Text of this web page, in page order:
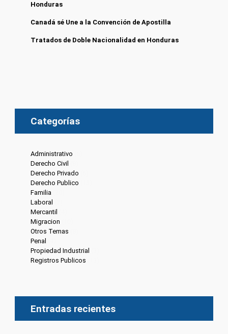
Honduras
Canadá sé Une a la Convención de Apostilla
Tratados de Doble Nacionalidad en Honduras
Categorías
Administrativo
Derecho Civil
Derecho Privado
Derecho Publico
Familia
Laboral
Mercantil
Migracion
Otros Temas
Penal
Propiedad Industrial
Registros Publicos
Entradas recientes